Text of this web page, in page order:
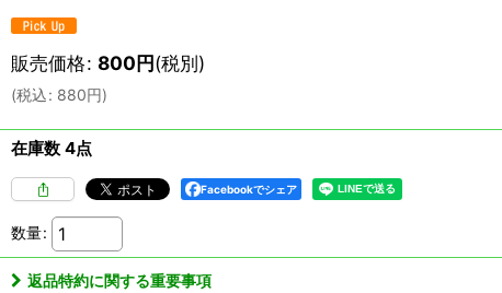
販売価格: 800円(税別)
(税込: 880円)
在庫数 4点
Facebookでシェア
数量:
返品特約に関する重要事項